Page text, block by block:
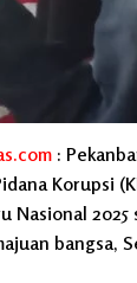
:
Korupsi
Nasional
bangsa,